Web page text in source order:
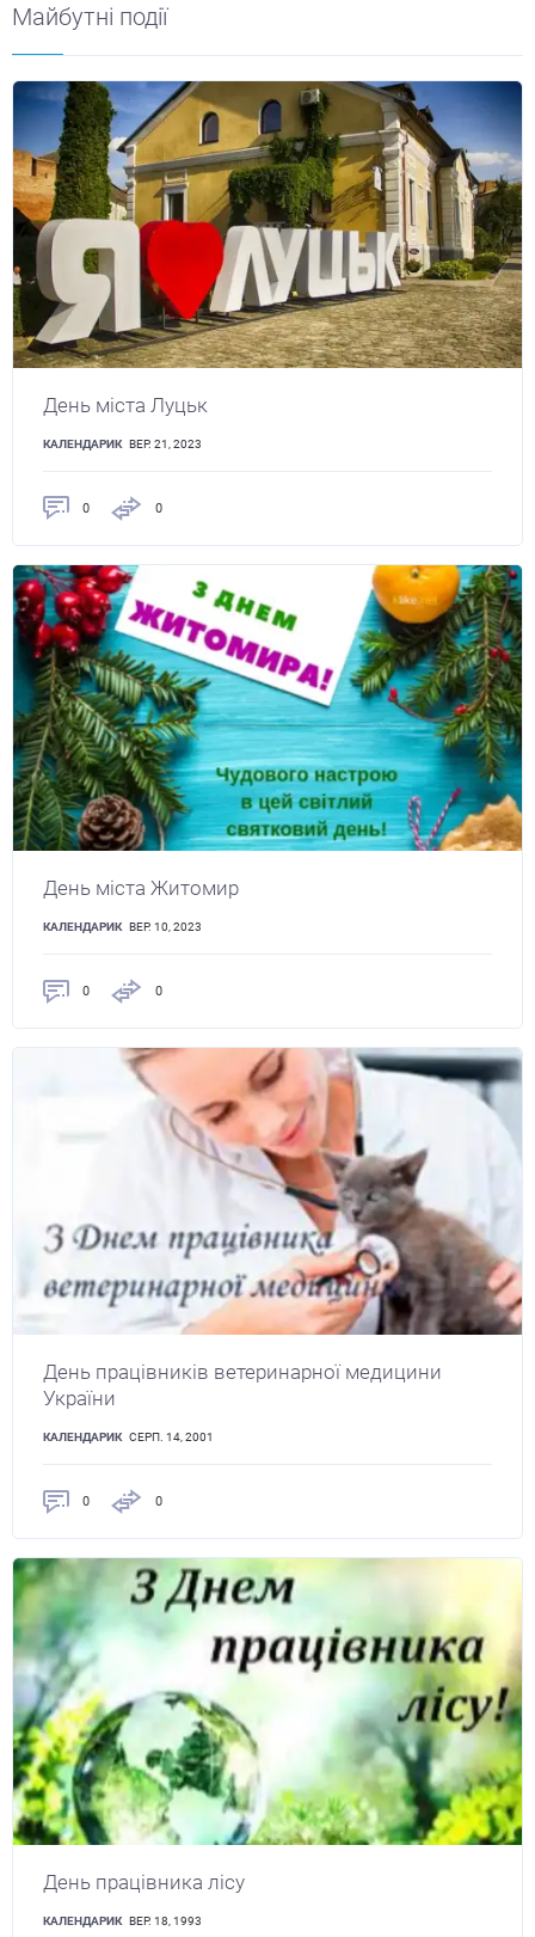
Майбутні події
День міста Луцьк
КАЛЕНДАРИК ВЕР. 21, 2023
0 0
День міста Житомир
КАЛЕНДАРИК ВЕР. 10, 2023
0 0
День працівників ветеринарної медицини
України
КАЛЕНДАРИК СЕРП. 14, 2001
0 0
День працівника лісу
КАЛЕНДАРИК ВЕР. 18, 1993